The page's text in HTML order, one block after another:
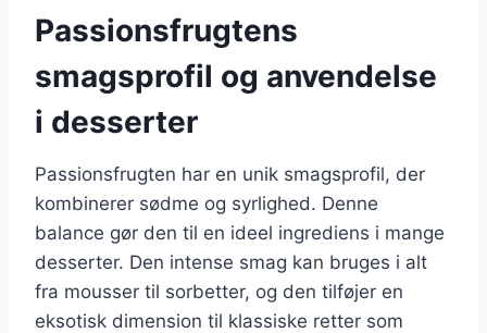
Passionsfrugtens
smagsprofil og anvendelse
i desserter
Passionsfrugten har en unik smagsprofil, der
kombinerer sødme og syrlighed. Denne
balance gør den til en ideel ingrediens i mange
desserter. Den intense smag kan bruges i alt
fra mousser til sorbetter, og den tilføjer en
eksotisk dimension til klassiske retter som